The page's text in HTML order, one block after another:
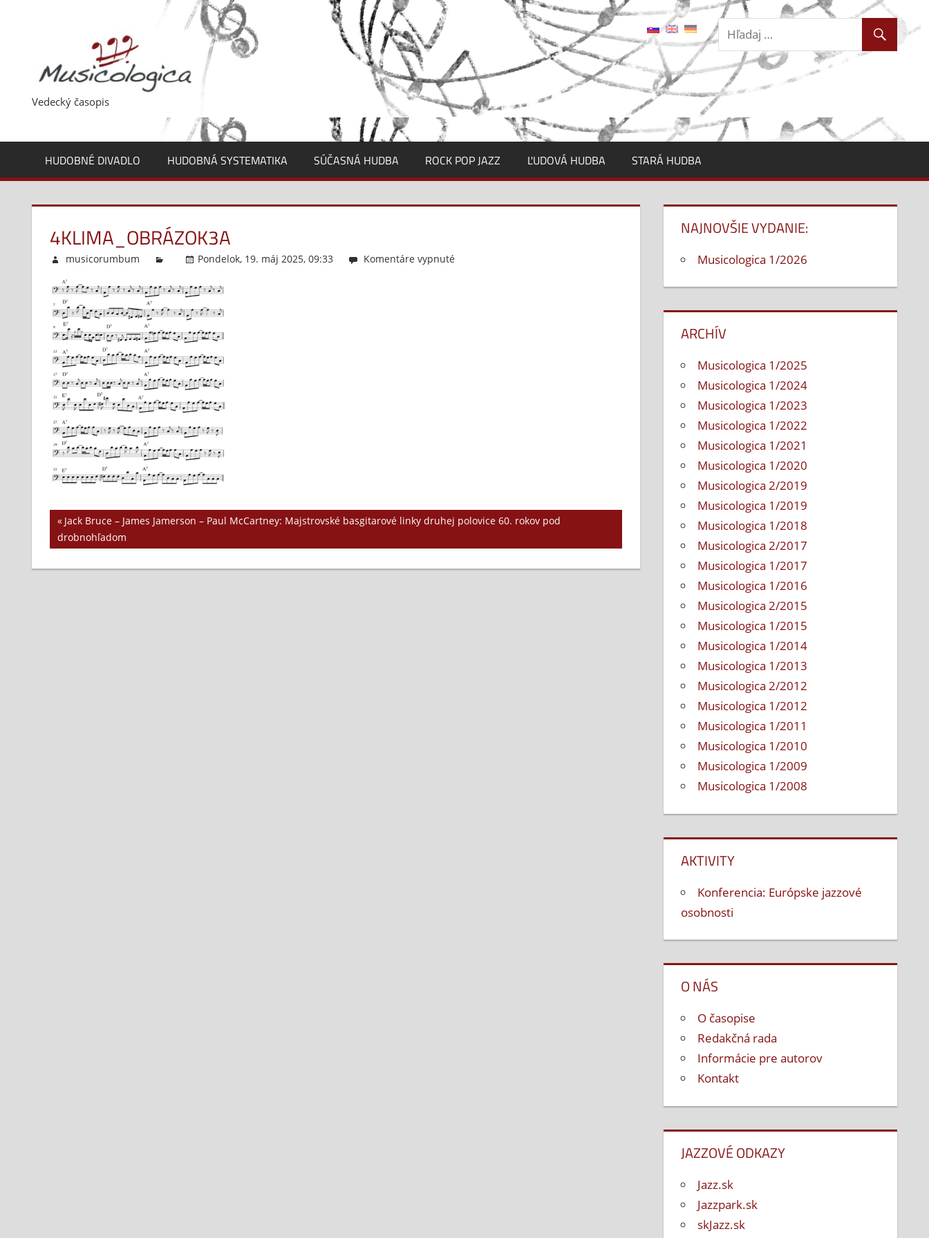
Vedecký časopis
HUDOBNÉ DIVADLO HUDOBNÁ SYSTEMATIKA SÚČASNÁ HUDBA ROCK POP JAZZ ĽUDOVÁ HUDBA STARÁ HUDBA
4KLIMA_OBRÁZOK3A
musicorumbum Pondelok, 19. máj 2025, 09:33 Komentáre vypnuté
Navigácia
v
Previous
Post:
Jack Bruce – James Jamerson – Paul McCartney: Majstrovské basgitarové linky druhej polovice 60. rokov pod
drobnohľadom
NAJNOVŠIE VYDANIE:
Musicologica 1/2026
ARCHÍV
Musicologica 1/2025
Musicologica 1/2024
Musicologica 1/2023
Musicologica 1/2022
Musicologica 1/2021
Musicologica 1/2020
Musicologica 2/2019
Musicologica 1/2019
Musicologica 1/2018
Musicologica 2/2017
Musicologica 1/2017
Musicologica 1/2016
Musicologica 2/2015
Musicologica 1/2015
Musicologica 1/2014
Musicologica 1/2013
Musicologica 2/2012
Musicologica 1/2012
Musicologica 1/2011
Musicologica 1/2010
Musicologica 1/2009
Musicologica 1/2008
AKTIVITY
Konferencia: Európske jazzové
osobnosti
O NÁS
O časopise
Redakčná rada
Informácie pre autorov
Kontakt
JAZZOVÉ ODKAZY
Jazz.sk
Jazzpark.sk
skJazz.sk